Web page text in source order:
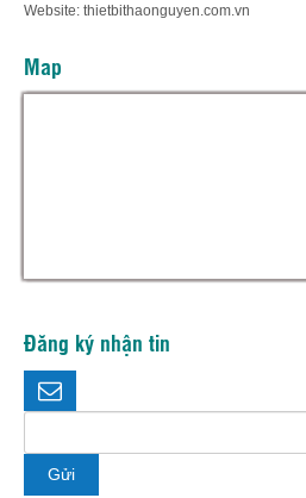
Website: thietbithaonguyen.com.vn
Map
Đăng ký nhận tin